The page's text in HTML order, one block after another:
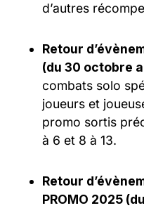
d’autres
Retour
(du 30 octobre
combats solo
joueurs et
promo sortis
à 6 et 8 à 13.
Retour
PROMO 2025